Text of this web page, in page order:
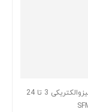
بازر اکتیو پیزوالکتریکی 3 تا 24